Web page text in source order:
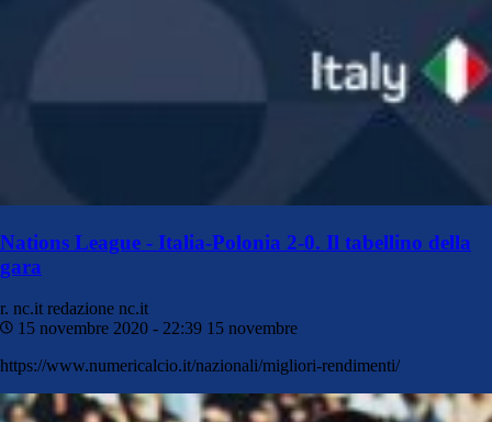
Nations League - Italia-Polonia 2-0. Il tabellino della
gara
r. nc.it redazione nc.it
15 novembre 2020 - 22:39 15 novembre
https://www.numericalcio.it/nazionali/migliori-rendimenti/